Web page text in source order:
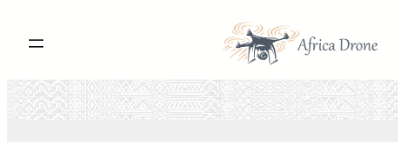
المحتوى